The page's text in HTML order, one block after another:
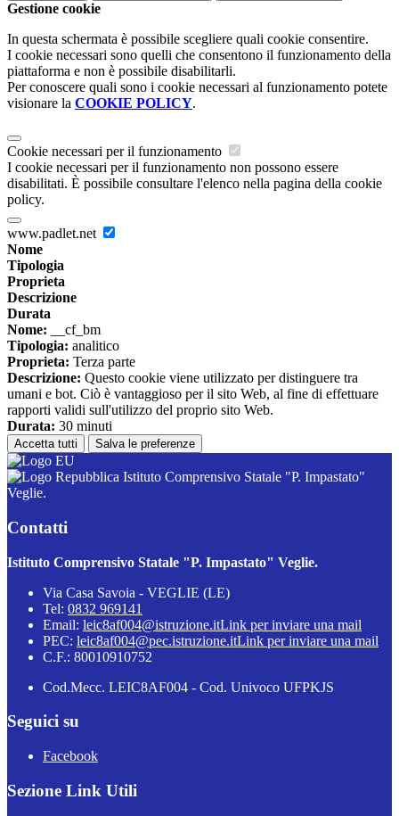
Gestione cookie
In questa schermata è possibile scegliere quali cookie consentire.
I cookie necessari sono quelli che consentono il funzionamento della
piattaforma e non è possibile disabilitarli.
Per conoscere quali sono i cookie necessari al funzionamento potete
visionare la COOKIE POLICY.
Cookie necessari per il funzionamento
I cookie necessari per il funzionamento non possono essere
disabilitati. È possibile consultare l'elenco nella pagina della cookie
policy.
www.padlet.net
Nome
Tipologia
Proprieta
Descrizione
Durata
Nome: __cf_bm
Tipologia: analitico
Proprieta: Terza parte
Descrizione: Questo cookie viene utilizzato per distinguere tra
umani e bot. Ciò è vantaggioso per il sito Web, al fine di effettuare
rapporti validi sull'utilizzo del proprio sito Web.
Durata: 30 minuti
Accetta tutti Salva le preferenze
Istituto Comprensivo Statale "P. Impastato"
Veglie.
Contatti
Istituto Comprensivo Statale "P. Impastato" Veglie.
Via Casa Savoia - VEGLIE (LE)
Tel: 0832 969141
Email: leic8af004@istruzione.itLink per inviare una mail
PEC: leic8af004@pec.istruzione.itLink per inviare una mail
C.F.: 80010910752
Cod.Mecc. LEIC8AF004 - Cod. Univoco UFPKJS
Seguici su
Facebook
Sezione Link Utili